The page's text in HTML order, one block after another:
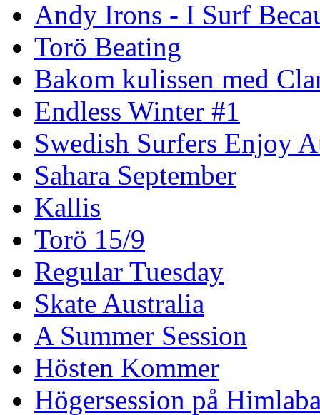
Andy Irons - I Surf
Torö Beating
Bakom kulissen med
Endless Winter #1
Swedish Surfers Enjoy
Sahara September
Kallis
Torö 15/9
Regular Tuesday
Skate Australia
A Summer Session
Hösten Kommer
Högersession på